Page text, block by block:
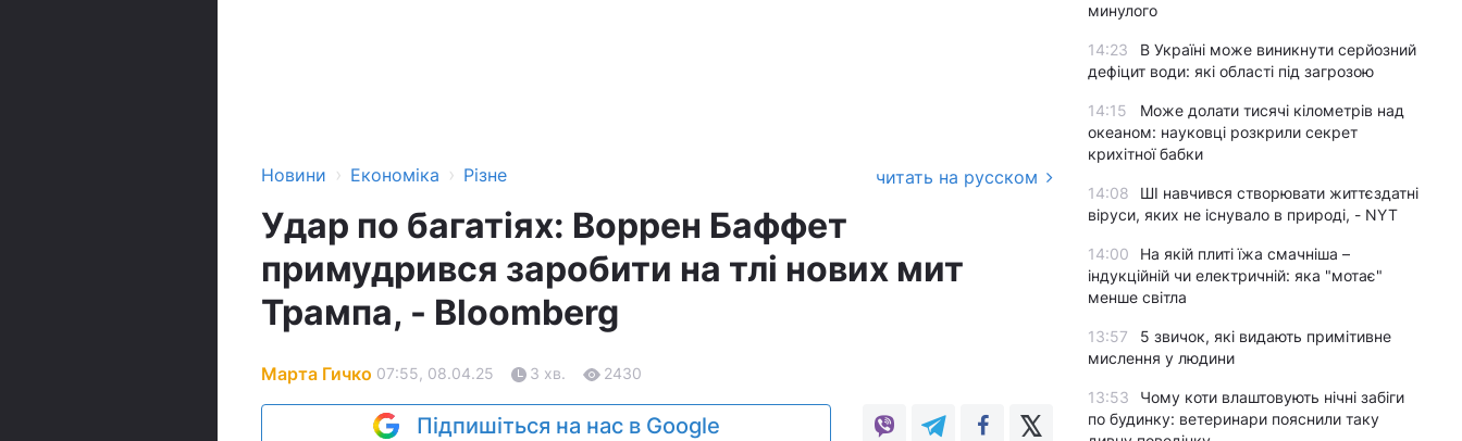
Новини › Економіка › Різне читать на русском
Удар по багатіях: Воррен Баффет
примудрився заробити на тлі нових мит
Трампа, - Bloomberg
Марта Гичко 07:55, 08.04.25 3 хв. 2430
Підпишіться на нас в Google
минулого
14:23
В Україні може виникнути серйозний
дефіцит води: які області під загрозою
14:15
Може долати тисячі кілометрів над
океаном: науковці розкрили секрет
крихітної бабки
14:08
ШІ навчився створювати життєздатні
віруси, яких не існувало в природі, - NYT
14:00
На якій плиті їжа смачніша –
індукційній чи електричній: яка "мотає"
менше світла
13:57
5 звичок, які видають примітивне
мислення у людини
13:53
Чому коти влаштовують нічні забіги
по будинку: ветеринари пояснили таку